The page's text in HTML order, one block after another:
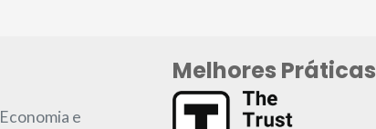
Economia e
Melhores Práticas